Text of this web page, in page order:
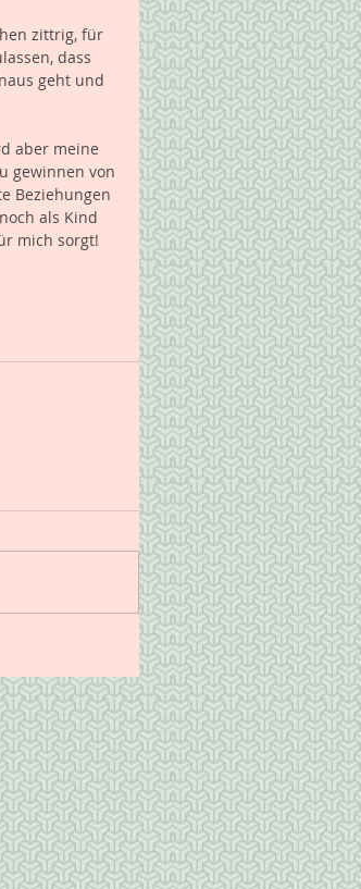
zittrig, für
dass
geht und
aber meine
gewinnen von
Beziehungen
als Kind
mich sorgt!